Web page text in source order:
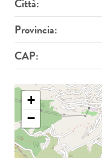
Provincia:
CAP:
+
−